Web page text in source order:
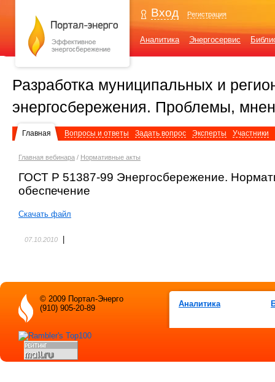
Вход Регистрация
Аналитика Энергосервис
Разработка муниципальных и
энергосбережения. Проблемы,
Главная Вопросы и ответы Задать вопрос Эксперты Участники
Главная вебинара / Нормативные акты
ГОСТ Р 51387-99 Энергосбережение.
обеспечение
Скачать файл
07.10.2010
Аналитика
© 2009 Портал-Энерго
(910) 905-20-89